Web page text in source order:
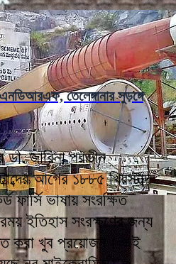
তেলেঙ্গানার সুড়ঙ্গে
ডা. জারিনা পরভীন
আগের ১৮৮৫ খ্রিস্টাব্দ
ফার্সি ভাষায় সংরক্ষিত
ইতিহাস সংরক্ষণের জন্য
করা খুব প্রয়োজন। এই